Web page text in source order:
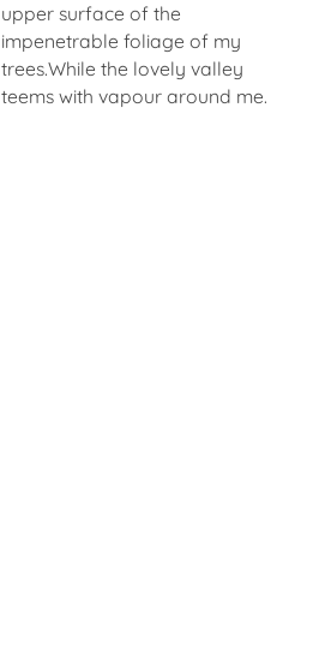
upper surface of the
impenetrable foliage of my
trees.While the lovely valley
teems with vapour around me.